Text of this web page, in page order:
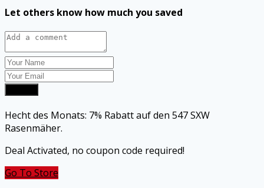
Let others know how much you saved
Hecht des Monats: 7% Rabatt auf den 547 SXW
Rasenmäher.
Deal Activated, no coupon code required!
Go To Store